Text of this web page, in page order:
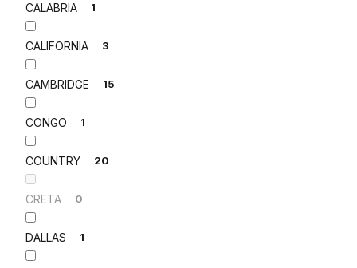
CALABRIA 1
CALIFORNIA 3
CAMBRIDGE 15
CONGO 1
COUNTRY 20
CRETA 0
DALLAS 1